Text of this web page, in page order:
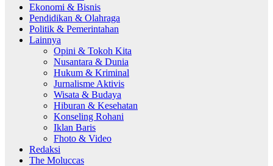
Ekonomi & Bisnis
Pendidikan & Olahraga
Politik & Pemerintahan
Lainnya
Opini & Tokoh Kita
Nusantara & Dunia
Hukum & Kriminal
Jurnalisme Aktivis
Wisata & Budaya
Hiburan & Kesehatan
Konseling Rohani
Iklan Baris
Fhoto & Video
Redaksi
The Moluccas